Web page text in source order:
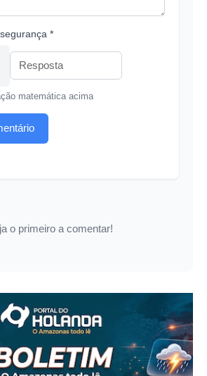
*
matemática acima
o primeiro a comentar!